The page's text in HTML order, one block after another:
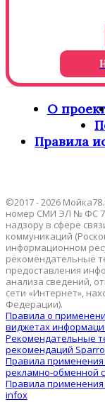
О
Правила
©2017 - 2026
номер СМИ ЭЛ № ФС
надзору в сфере
коммуникаций
информационном
рекомендательные
предоставления
анализа сведений,
сети «Интернет»,
Федерации).
Правила о
виджетах
Рекомендательные
рекомендаций
Правила
рекламно-обменной
Правила
infox